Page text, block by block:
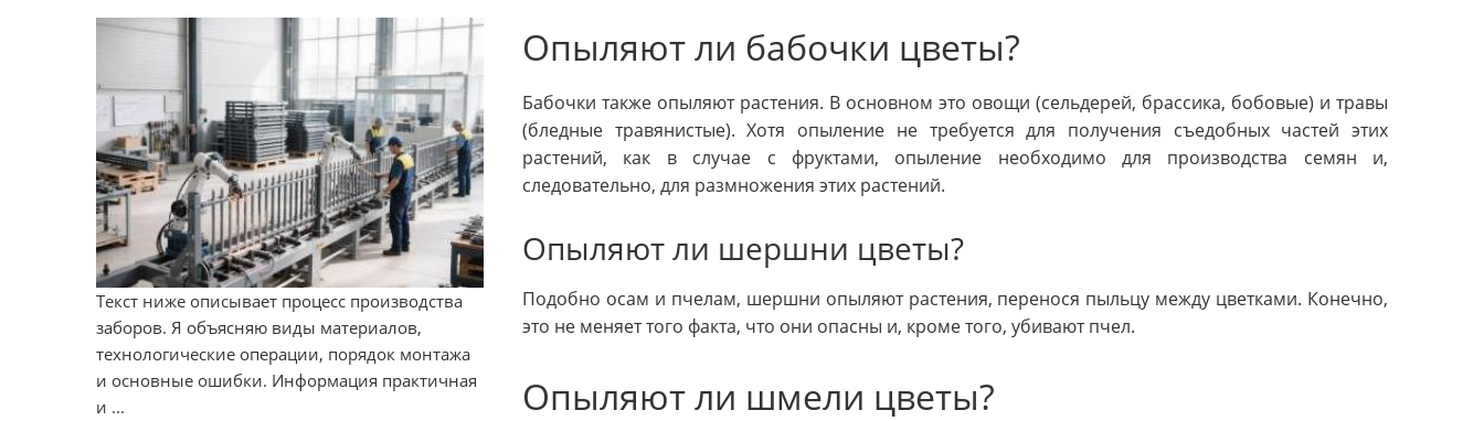
Текст ниже описывает процесс производства
заборов. Я объясняю виды материалов,
технологические операции, порядок монтажа
и основные ошибки. Информация практичная
и ...
Опыляют ли бабочки цветы?
Бабочки также опыляют растения. В основном это овощи (сельдерей, брассика, бобовые) и травы
(бледные травянистые). Хотя опыление не требуется для получения съедобных частей этих
растений, как в случае с фруктами, опыление необходимо для производства семян и,
следовательно, для размножения этих растений.
Опыляют ли шершни цветы?
Подобно осам и пчелам, шершни опыляют растения, перенося пыльцу между цветками. Конечно,
это не меняет того факта, что они опасны и, кроме того, убивают пчел.
Опыляют ли шмели цветы?